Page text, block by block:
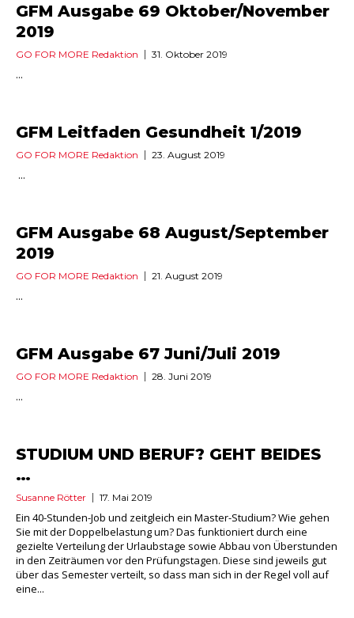
GFM Ausgabe 69 Oktober/November
2019
GO FOR MORE Redaktion 31. Oktober 2019
...
GFM Leitfaden Gesundheit 1/2019
GO FOR MORE Redaktion 23. August 2019
...
GFM Ausgabe 68 August/September
2019
GO FOR MORE Redaktion 21. August 2019
...
GFM Ausgabe 67 Juni/Juli 2019
GO FOR MORE Redaktion 28. Juni 2019
...
STUDIUM UND BERUF? GEHT BEIDES
…
Susanne Rötter 17. Mai 2019
Ein 40-Stunden-Job und zeitgleich ein Master-Studium? Wie gehen
Sie mit der Doppelbelastung um? Das funktioniert durch eine
gezielte Verteilung der Urlaubstage sowie Abbau von Überstunden
in den Zeiträumen vor den Prüfungstagen. Diese sind jeweils gut
über das Semester verteilt, so dass man sich in der Regel voll auf
eine...